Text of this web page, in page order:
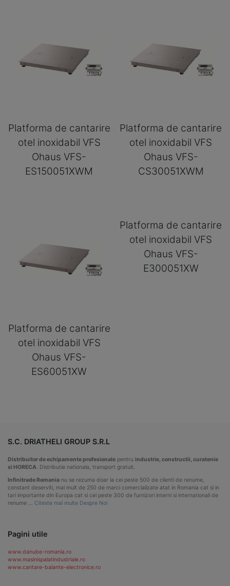
Platforma de cantarire
otel inoxidabil VFS
Ohaus VFS-
ES150051XWM
Platforma de cantarire
otel inoxidabil VFS
Ohaus VFS-
CS30051XWM
Platforma de cantarire
otel inoxidabil VFS
Ohaus VFS-
ES60051XW
Platforma de cantarire
otel inoxidabil VFS
Ohaus VFS-
E300051XW
S.C. DRIATHELI GROUP S.R.L
Distribuitor de echipamente profesionale pentru industrie, constructii, curatenie
si HORECA. Distributie nationala, transport gratuit.
Infinitrade Romania nu se rezuma doar la cei peste 500 de clienti de renume,
constant deserviti, mai mult de 250 de marci comercializate atat in Romania cat si in
tari importante din Europa cat si cei peste 300 de furnizori interni si internationali de
renume … Citeste mai multe Despre Noi
Pagini utile
www.danube-romania.ro
www.masinispalatindustriale.ro
www.cantare-balante-electronice.ro